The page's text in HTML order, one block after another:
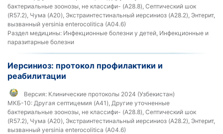
бактериальные зоонозы, не классифи- (A28.8), Септический шок
(R57.2), Чума (A20), Экстраинтестинальный иерсиниоз (A28.2), Энтерит,
вызванный yersinia enterocolitica (A04.6)
Раздел медицины: Инфекционные болезни у детей, Инфекционные и
паразитарные болезни
Иерсиниоз: протокол профилактики и
реабилитации
Версия: Клинические протоколы 2024 (Узбекистан)
МКБ-10: Другая септицемия (A41), Другие уточненные
бактериальные зоонозы, не классифи- (A28.8), Септический шок
(R57.2), Чума (A20), Экстраинтестинальный иерсиниоз (A28.2), Энтерит,
вызванный yersinia enterocolitica (A04.6)